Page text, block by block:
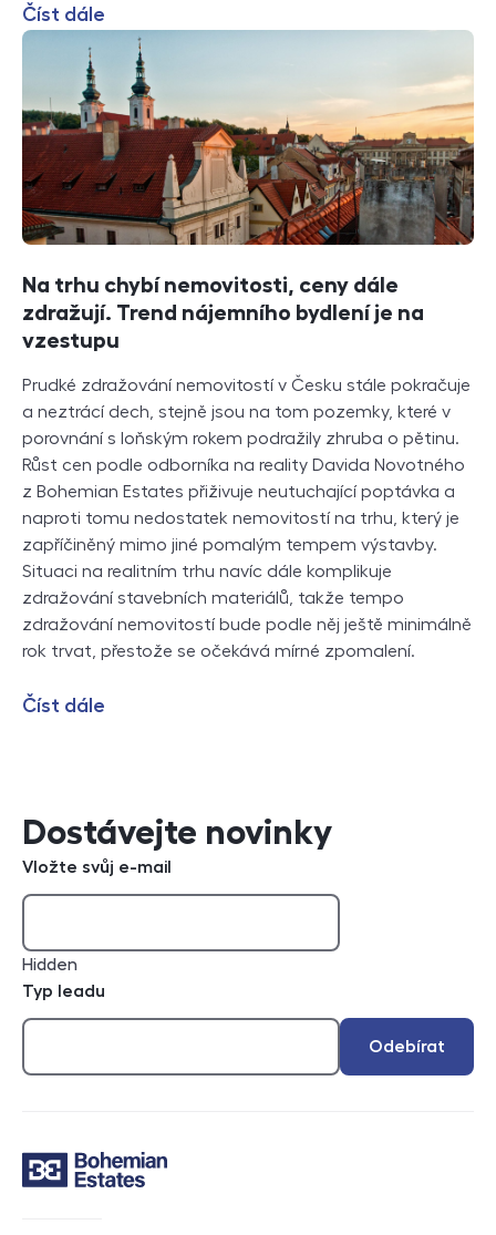
Číst dále
Na trhu chybí nemovitosti, ceny dále
zdražují. Trend nájemního bydlení je na
vzestupu
Prudké zdražování nemovitostí v Česku stále pokračuje
a neztrácí dech, stejně jsou na tom pozemky, které v
porovnání s loňským rokem podražily zhruba o pětinu.
Růst cen podle odborníka na reality Davida Novotného
z Bohemian Estates přiživuje neutuchající poptávka a
naproti tomu nedostatek nemovitostí na trhu, který je
zapříčiněný mimo jiné pomalým tempem výstavby.
Situaci na realitním trhu navíc dále komplikuje
zdražování stavebních materiálů, takže tempo
zdražování nemovitostí bude podle něj ještě minimálně
rok trvat, přestože se očekává mírné zpomalení.
Číst dále
Dostávejte novinky
Vložte svůj e-mail
Hidden
Typ leadu
Odebírat